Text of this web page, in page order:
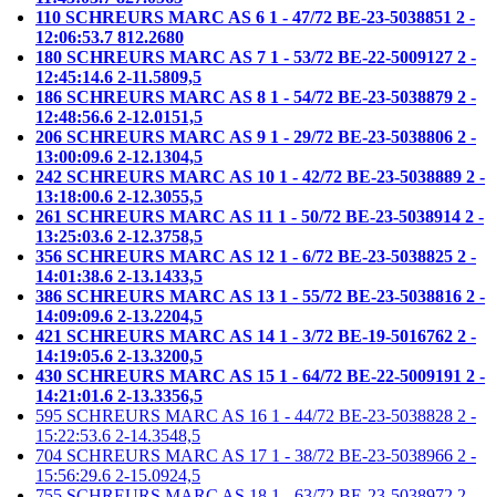
110 SCHREURS MARC AS 6 1 - 47/72 BE-23-5038851 2 -
12:06:53.7 812.2680
180 SCHREURS MARC AS 7 1 - 53/72 BE-22-5009127 2 -
12:45:14.6 2-11.5809,5
186 SCHREURS MARC AS 8 1 - 54/72 BE-23-5038879 2 -
12:48:56.6 2-12.0151,5
206 SCHREURS MARC AS 9 1 - 29/72 BE-23-5038806 2 -
13:00:09.6 2-12.1304,5
242 SCHREURS MARC AS 10 1 - 42/72 BE-23-5038889 2 -
13:18:00.6 2-12.3055,5
261 SCHREURS MARC AS 11 1 - 50/72 BE-23-5038914 2 -
13:25:03.6 2-12.3758,5
356 SCHREURS MARC AS 12 1 - 6/72 BE-23-5038825 2 -
14:01:38.6 2-13.1433,5
386 SCHREURS MARC AS 13 1 - 55/72 BE-23-5038816 2 -
14:09:09.6 2-13.2204,5
421 SCHREURS MARC AS 14 1 - 3/72 BE-19-5016762 2 -
14:19:05.6 2-13.3200,5
430 SCHREURS MARC AS 15 1 - 64/72 BE-22-5009191 2 -
14:21:01.6 2-13.3356,5
595 SCHREURS MARC AS 16 1 - 44/72 BE-23-5038828 2 -
15:22:53.6 2-14.3548,5
704 SCHREURS MARC AS 17 1 - 38/72 BE-23-5038966 2 -
15:56:29.6 2-15.0924,5